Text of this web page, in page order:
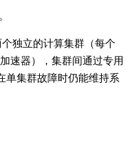
独立的计算集群（每个
速器），集群间通过专用
单集群故障时仍能维持系